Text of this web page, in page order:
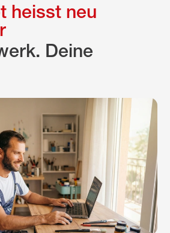
heisst neu
Deine